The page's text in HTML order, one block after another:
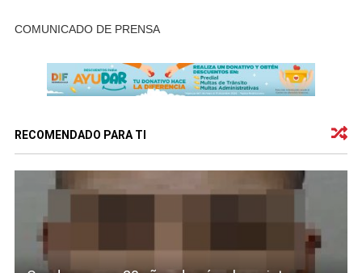
COMUNICADO DE PRENSA
RECOMENDADO PARA TI